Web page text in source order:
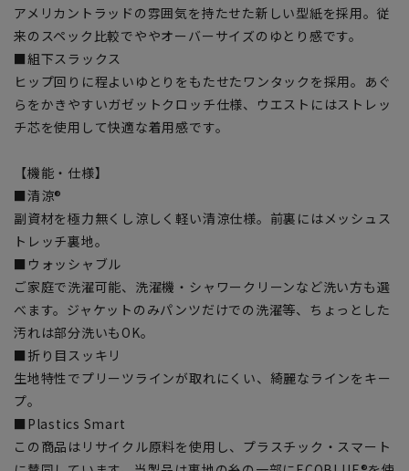
アメリカントラッドの雰囲気を持たせた新しい型紙を採用。従
来のスペック比較でややオーバーサイズのゆとり感です。
■組下スラックス
ヒップ回りに程よいゆとりをもたせたワンタックを採用。あぐ
らをかきやすいガゼットクロッチ仕様、ウエストにはストレッ
チ芯を使用して快適な着用感です。
【機能・仕様】
■清涼®
副資材を極力無くし涼しく軽い清涼仕様。前裏にはメッシュス
トレッチ裏地。
■ウォッシャブル
ご家庭で洗濯可能、洗濯機・シャワークリーンなど洗い方も選
べます。ジャケットのみパンツだけでの洗濯等、ちょっとした
汚れは部分洗いもOK。
■折り目スッキリ
生地特性でプリーツラインが取れにくい、綺麗なラインをキー
プ。
■Plastics Smart
この商品はリサイクル原料を使用し、プラスチック・スマート